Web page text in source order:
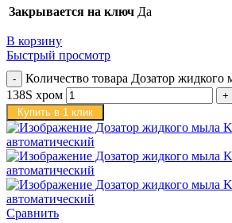
Закрывается на ключ Да
В корзину
Быстрый просмотр
Количество товара Дозатор
138S хром
Купить в 1 клик
Сравнить